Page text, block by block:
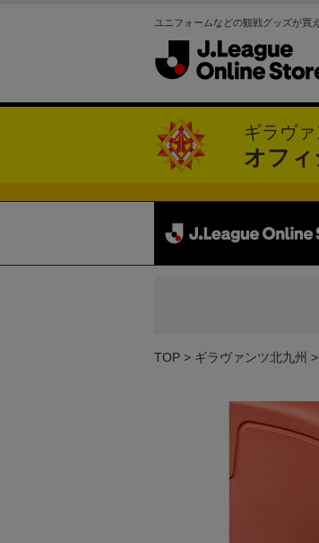
ユニフォームなどの観戦グッズが買
ギラヴ
オフ
TOP ギラヴァンツ北九州